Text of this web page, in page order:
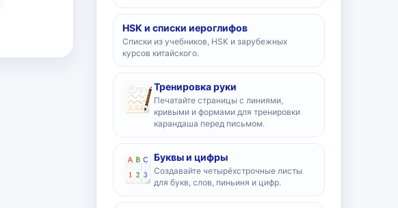
HSK и списки иероглифов
Списки из учебников, HSK и зарубежных
курсов китайского.
Тренировка руки
Печатайте страницы с линиями,
кривыми и формами для тренировки
карандаша перед письмом.
Буквы и цифры
Создавайте четырёхстрочные листы
для букв, слов, пиньиня и цифр.